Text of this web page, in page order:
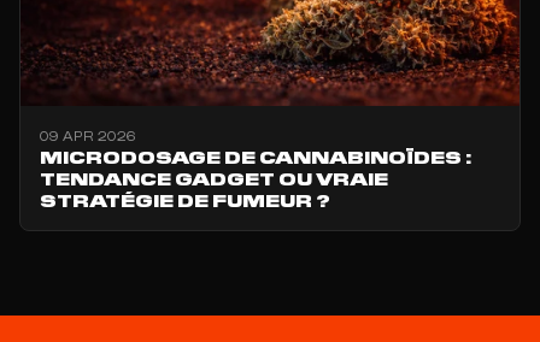
09 APR 2026
MICRODOSAGE DE CANNABINOÏDES :
TENDANCE GADGET OU VRAIE
STRATÉGIE DE FUMEUR ?